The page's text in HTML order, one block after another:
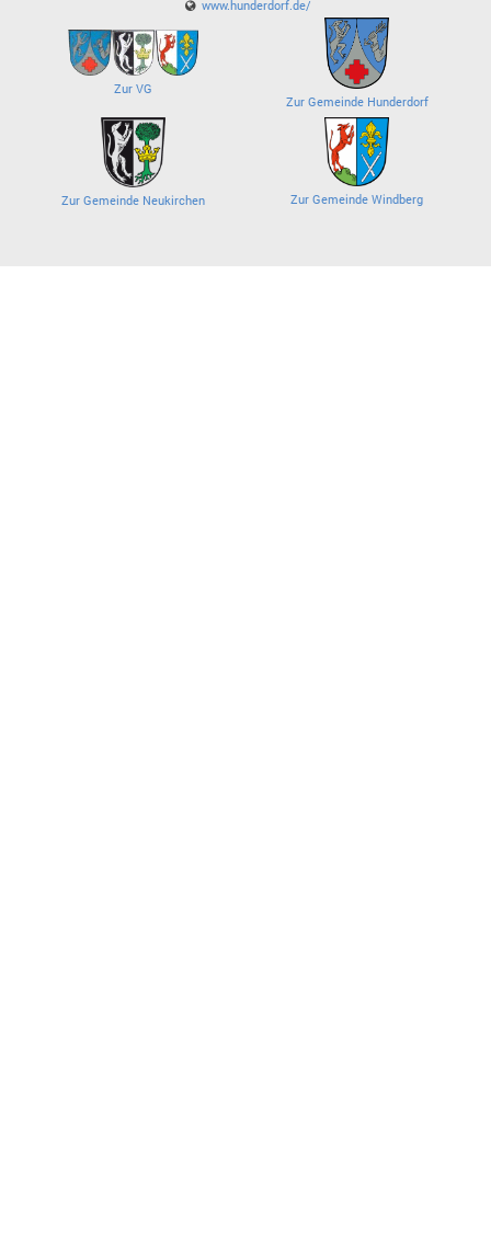
www.hunderdorf.de/
Zur VG
Zur Gemeinde Hunderdorf
Zur Gemeinde Neukirchen Zur Gemeinde Windberg